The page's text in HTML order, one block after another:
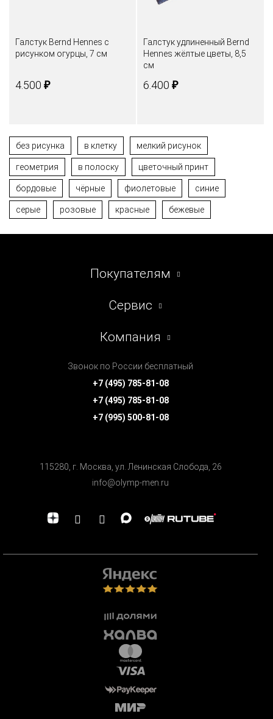
Галстук Bernd Hennes с
рисунком огурцы, 7 см
4.500 ₽
Галстук удлиненный Bernd
Hennes жёлтые цветы, 8,5
см
6.400 ₽
без рисунка в клетку мелкий рисунок
геометрия в полоску цветочный принт
бордовые чёрные фиолетовые синие
серые розовые красные бежевые
Покупателям
Сервис
Компания
Звонок по России бесплатный
+7 (495) 785-81-08
+7 (495) 785-81-08
+7 (995) 500-81-08
115280, г. Москва, ул. Ленинская Cлобода, 26
info@olymp-men.ru